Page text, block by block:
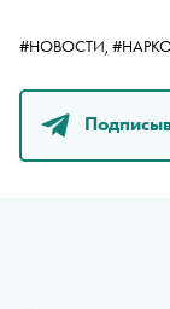
#НОВОСТИ,